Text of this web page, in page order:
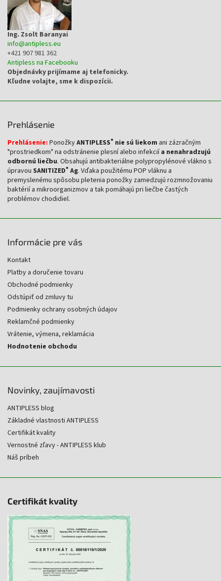
Ing. Zsolt Baranyai
info@antipless.eu
+421 907 981 362
Antipless na Facebooku
Objednávky prijímame aj telefonicky.
Kľudne volajte, sme k dispozícii.
Prehlásenie
Prehlásenie: PonožkyANTIPLESS® nie sú liekom ani zázračným
"prostriedkom" na odstránenie plesní alebo infekciía nenahradzujú
odbornú liečbu. Obsahujú antibakteriálne polypropylénové vlákno s
úpravou SANITIZED® Ag. Vďaka použitému POP vláknu a
premyslenému spôsobu pletenia ponožky zamedzujú rozmnožovaniu
baktérií a mikroorganizmov a tak pomáhajú pri liečbe častých
problémov chodidiel.
Informácie pre vás
Kontakt
Platby a doručenie tovaru
Obchodné podmienky
Odstúpiť od zmluvy tu
Podmienky ochrany osobných údajov
Reklamčné podmienky
Vrátenie, výmena, reklamácia
Hodnotenie obchodu
Novinky, zaujímavosti
ANTIPLESS blog
Základné vlastnosti ANTIPLESS
Certifikát kvality
Vernostné zľavy - ANTIPLESS klub
Náš príbeh
Certifikát kvality